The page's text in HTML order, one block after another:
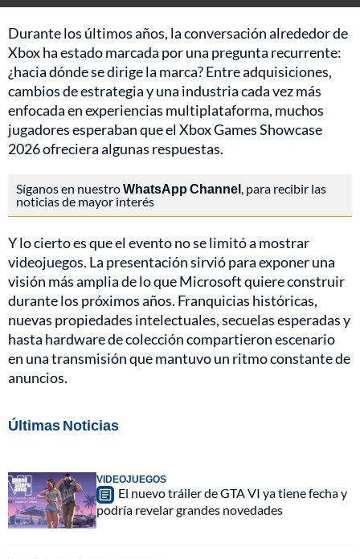
Durante los últimos años, la conversación alrededor de
Xbox ha estado marcada por una pregunta recurrente:
¿hacia dónde se dirige la marca? Entre adquisiciones,
cambios de estrategia y una industria cada vez más
enfocada en experiencias multiplataforma, muchos
jugadores esperaban que el Xbox Games Showcase
2026 ofreciera algunas respuestas.
Síganos en nuestroWhatsApp Channel, para recibir las
noticias de mayor interés
Y lo cierto es que el evento no se limitó a mostrar
videojuegos. La presentación sirvió para exponer una
visión más amplia de lo que Microsoft quiere construir
durante los próximos años. Franquicias históricas,
nuevas propiedades intelectuales, secuelas esperadas y
hasta hardware de colección compartieron escenario
en una transmisión que mantuvo un ritmo constante de
anuncios.
Últimas Noticias
VIDEOJUEGOS
El nuevo tráiler de GTA VI ya tiene fecha y
podría revelar grandes novedades